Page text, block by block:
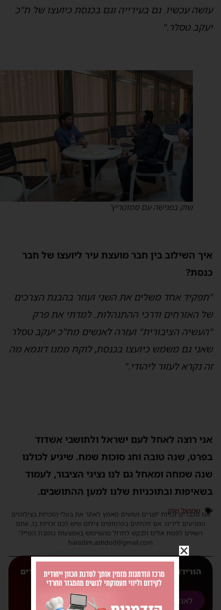
עכשיו. גם בעירייה וגם בכנסת כיועצו של ח"כ
טסלר."
שוק בפגישה עם סמוטריץ'
השילוב בין חבר מועצת עיר ליועצו של חבר
אחד משלים את השני ועוזר בהבנת הצרכים
האזרחים ודרכי ההתנהלות. למדתי את פרק
הציבורית" ועזרה לאנשים מח"כ יעקב טסלר
גם משמש כיועצו בכנסת, לוקח ממנו דוגמא מה
נקרא לעזור ליהודי."
רוצה לאחל לעם ישראל ולתושבי אשדוד
שנה טובה וחג סוכות שמח. שיגיע לכולנו
שמחה ומאחל גם לנו נציגי הציבור, לעמוד
ובתוכניות שלנו למען ההתושבים.
שמואל שוק
אנו מכבדים זכויות יוצרים ועושים מאמץ לאתר את בעלי הזכויות בצילומים
המגיעים לידינו. אם זיהיתים בפרסומינו צילום שיש לכם זכויות בו, אתם
רשאים לפנות אלינו ולבקש לחדול מהשימוש באמצעות כתובת המייל:
haredim.ashdod@gmail.com
הורידו עכשיו את האפליקצייה המובילה של 'חרדים
אשדוד' אליכם לנייד
לאנדורואיד
לאפל